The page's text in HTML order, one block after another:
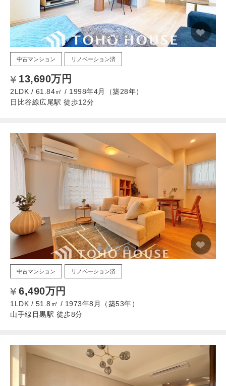
中古マンション リノベーション済
13,690万円
2LDK / 61.84㎡ / 1998年4月（築28年）
日比谷線広尾駅 徒歩12分
中古マンション リノベーション済
6,490万円
1LDK / 51.8㎡ / 1973年8月（築53年）
山手線目黒駅 徒歩8分